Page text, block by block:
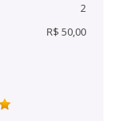
2
R$ 50,00